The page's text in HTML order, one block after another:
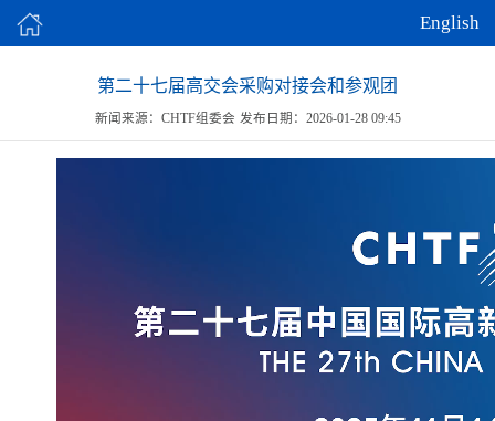
English
第二十七届高交会采购对接会和参观团
新闻来源：CHTF组委会 发布日期：2026-01-28 09:45